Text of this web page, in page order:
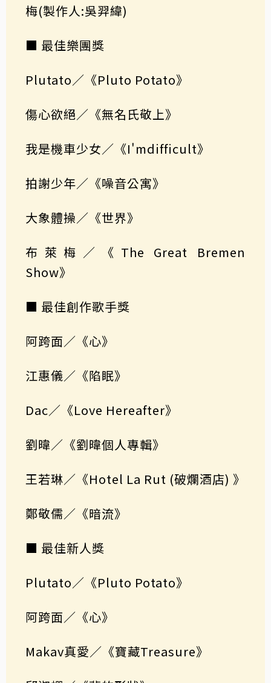
梅(製作人:吳羿緯)
■ 最佳樂團獎
Plutato／《Pluto Potato》
傷心欲絕／《無名氏敬上》
我是機車少女／《I'mdifficult》
拍謝少年／《噪音公寓》
大象體操／《世界》
布萊梅／《The Great Bremen
Show》
■ 最佳創作歌手獎
阿跨面／《心》
江惠儀／《陷眠》
Dac／《Love Hereafter》
劉暐／《劉暐個人專輯》
王若琳／《Hotel La Rut (破爛酒店) 》
鄭敬儒／《暗流》
■ 最佳新人獎
Plutato／《Pluto Potato》
阿跨面／《心》
Makav真愛／《寶藏Treasure》